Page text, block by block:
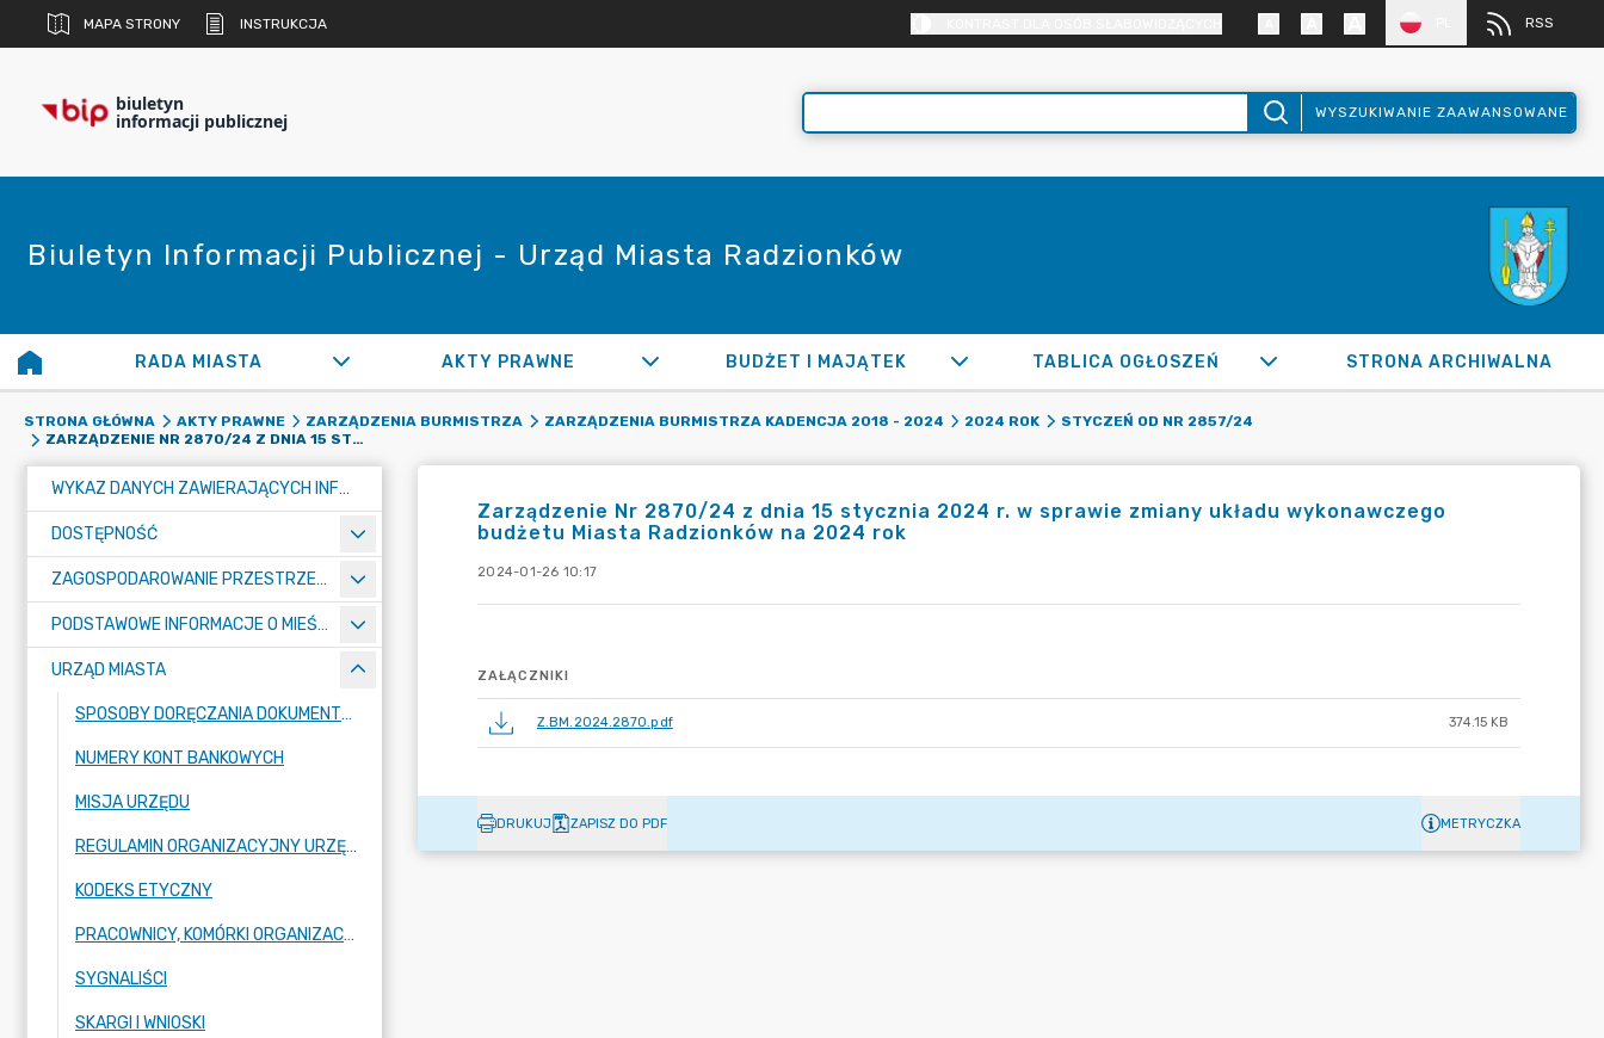
MAPA STRONY INSTRUKCJA RSS
biuletyn
informacji publicznej WYSZUKIWANIE ZAAWANSOWANE
Biuletyn Informacji Publicznej - Urząd Miasta Radzionków
RADA MIASTA AKTY PRAWNE BUDŻET I MAJĄTEK TABLICA OGŁOSZEŃ STRONA ARCHIWALNA
STRONA GŁÓWNA AKTY PRAWNE ZARZĄDZENIA BURMISTRZA ZARZĄDZENIA BURMISTRZA KADENCJA 2018 - 2024 2024 ROK
STYCZEŃ OD NR 2857/24
ZARZĄDZENIE NR 2870/24 Z DNIA 15 STYCZNIA 2024 R. W SPRAWIE ZMIANY UKŁADU WYKONAWCZEGO BUDŻETU MIASTA RADZIONKÓW NA 2024 ROK
WYKAZ DANYCH ZAWIERAJĄCYCH INFORMACJE O ŚRODOWISKU I JEGO OCHRONIE
DOSTĘPNOŚĆ
ZAGOSPODAROWANIE PRZESTRZENNE
PODSTAWOWE INFORMACJE O MIEŚCIE
URZĄD MIASTA
SPOSOBY DORĘCZANIA DOKUMENTÓW DO URZĘDU MIASTA RADZIONKÓW
NUMERY KONT BANKOWYCH
MISJA URZĘDU
REGULAMIN ORGANIZACYJNY URZĘDU
KODEKS ETYCZNY
PRACOWNICY, KOMÓRKI ORGANIZACYJNE URZĘDU
SYGNALIŚCI
SKARGI I WNIOSKI
Zarządzenie Nr 2870/24 z dnia 15 stycznia 2024 r. w sprawie zmiany układu wykonawczego
budżetu Miasta Radzionków na 2024 rok
2024-01-26 10:17
ZAŁĄCZNIKI
Z.BM.2024.2870.pdf 374.15 KB
DRUKUJ ZAPISZ DO PDF METRYCZKA